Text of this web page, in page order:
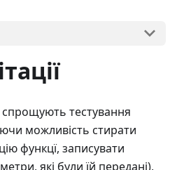
спрощують тестування
можливість стирати
функцї, записувати
які були їй передані),